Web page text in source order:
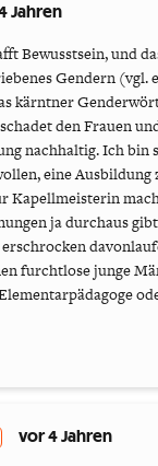
Jahren
Bewusstsein, und
Gendern (vgl.
kärntner
den Frauen
nachhaltig. Ich bin
eine
Kapellmeisterin
ja durchaus
furchtlose junge
vor 4 Jahren